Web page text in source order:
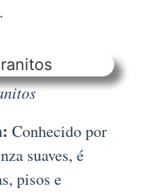
Conhecido por
suaves, é
pisos e